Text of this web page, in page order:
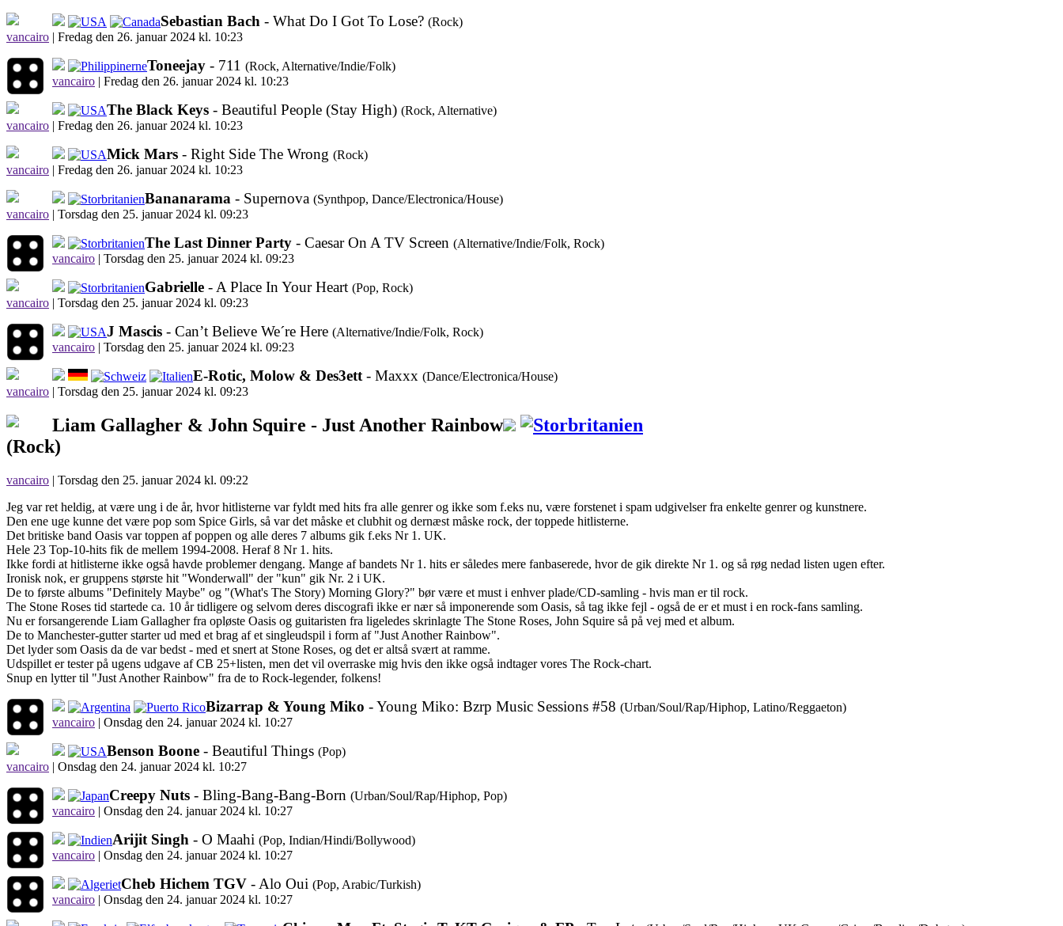
Sebastian Bach - What Do I Got To Lose? (Rock)
vancairo | Fredag den 26. januar 2024 kl. 10:23
Toneejay - 711 (Rock, Alternative/Indie/Folk)
vancairo | Fredag den 26. januar 2024 kl. 10:23
The Black Keys - Beautiful People (Stay High) (Rock, Alternative)
vancairo | Fredag den 26. januar 2024 kl. 10:23
Mick Mars - Right Side The Wrong (Rock)
vancairo | Fredag den 26. januar 2024 kl. 10:23
Bananarama - Supernova (Synthpop, Dance/Electronica/House)
vancairo | Torsdag den 25. januar 2024 kl. 09:23
The Last Dinner Party - Caesar On A TV Screen (Alternative/Indie/Folk, Rock)
vancairo | Torsdag den 25. januar 2024 kl. 09:23
Gabrielle - A Place In Your Heart (Pop, Rock)
vancairo | Torsdag den 25. januar 2024 kl. 09:23
J Mascis - Can’t Believe We´re Here (Alternative/Indie/Folk, Rock)
vancairo | Torsdag den 25. januar 2024 kl. 09:23
E-Rotic, Molow & Des3ett - Maxxx (Dance/Electronica/House)
vancairo | Torsdag den 25. januar 2024 kl. 09:23
Liam Gallagher & John Squire - Just Another Rainbow
(Rock)
vancairo | Torsdag den 25. januar 2024 kl. 09:22
Jeg var ret heldig, at være ung i de år, hvor hitlisterne var fyldt med hits fra alle genrer og ikke som f.eks nu, være forstenet i spam udgivelser fra enkelte genrer og kunstnere.
Den ene uge kunne det være pop som Spice Girls, så var det måske et clubhit og dernæst måske rock, der toppede hitlisterne.
Det britiske band Oasis var toppen af poppen og alle deres 7 albums gik f.eks Nr 1. UK.
Hele 23 Top-10-hits fik de mellem 1994-2008. Heraf 8 Nr 1. hits.
Ikke fordi at hitlisterne ikke også havde problemer dengang. Mange af bandets Nr 1. hits er således mere fanbaserede, hvor de gik direkte Nr 1. og så røg nedad listen ugen efter.
Ironisk nok, er gruppens største hit "Wonderwall" der "kun" gik Nr. 2 i UK.
De to første albums "Definitely Maybe" og "(What's The Story) Morning Glory?" bør være et must i enhver plade/CD-samling - hvis man er til rock.
The Stone Roses tid startede ca. 10 år tidligere og selvom deres discografi ikke er nær så imponerende som Oasis, så tag ikke fejl - også de er et must i en rock-fans samling.
Nu er forsangerende Liam Gallagher fra opløste Oasis og guitaristen fra ligeledes skrinlagte The Stone Roses, John Squire så på vej med et album.
De to Manchester-gutter starter ud med et brag af et singleudspil i form af "Just Another Rainbow".
Det lyder som Oasis da de var bedst - med et snert at Stone Roses, og det er altså svært at ramme.
Udspillet er tester på ugens udgave af CB 25+listen, men det vil overraske mig hvis den ikke også indtager vores The Rock-chart.
Snup en lytter til "Just Another Rainbow" fra de to Rock-legender, folkens!
Bizarrap & Young Miko - Young Miko: Bzrp Music Sessions #58 (Urban/Soul/Rap/Hiphop, Latino/Reggaeton)
vancairo | Onsdag den 24. januar 2024 kl. 10:27
Benson Boone - Beautiful Things (Pop)
vancairo | Onsdag den 24. januar 2024 kl. 10:27
Creepy Nuts - Bling-Bang-Bang-Born (Urban/Soul/Rap/Hiphop, Pop)
vancairo | Onsdag den 24. januar 2024 kl. 10:27
Arijit Singh - O Maahi (Pop, Indian/Hindi/Bollywood)
vancairo | Onsdag den 24. januar 2024 kl. 10:27
Cheb Hichem TGV - Alo Oui (Pop, Arabic/Turkish)
vancairo | Onsdag den 24. januar 2024 kl. 10:27